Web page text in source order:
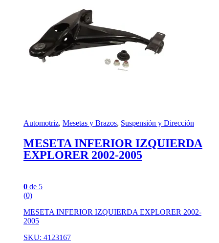
Automotriz, Mesetas y Brazos, Suspensión y Dirección
MESETA INFERIOR IZQUIERDA
EXPLORER 2002-2005
0 de 5
(0)
MESETA INFERIOR IZQUIERDA EXPLORER 2002-
2005
SKU: 4123167